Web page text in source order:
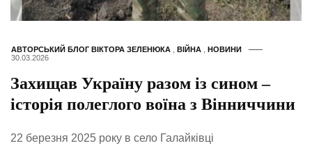
АВТОРСЬКИЙ БЛОГ ВІКТОРА ЗЕЛЕНЮКА ВІЙНА
НОВИНИ
30.03.2026
Захищав Україну разом із сином –
історія полеглого воїна з Вінниччини
22 березня 2025 року в село Галайківці